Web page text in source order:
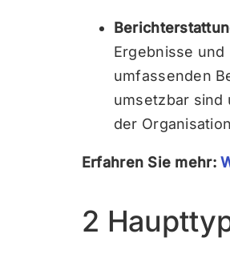
Ergebnisse
umfassenden
umsetzbar sind
der
Erfahren Sie mehr:
2